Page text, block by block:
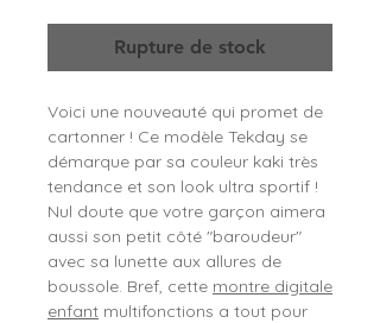
Rupture de stock
Voici une nouveauté qui promet de
cartonner ! Ce modèle Tekday se
démarque par sa couleur kaki très
tendance et son look ultra sportif !
Nul doute que votre garçon aimera
aussi son petit côté "baroudeur"
avec sa lunette aux allures de
boussole. Bref, cette montre digitale
enfant multifonctions a tout pour